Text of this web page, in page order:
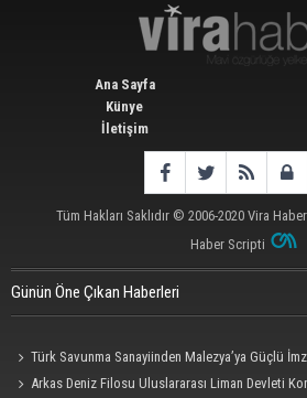
Ana Sayfa
Künye
İletişim
Tüm Hakları Saklıdır © 2006-2020 Vira Haber
Haber Scripti
Günün Öne Çıkan Haberleri
Türk Savunma Sanayiinden Malezya’ya Güçlü
Denize İndirdi
Arkas Deniz Filosu Uluslararası Liman Devleti